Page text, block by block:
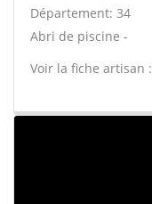
Département: 34
Abri de piscine -
Voir la fiche artisan :